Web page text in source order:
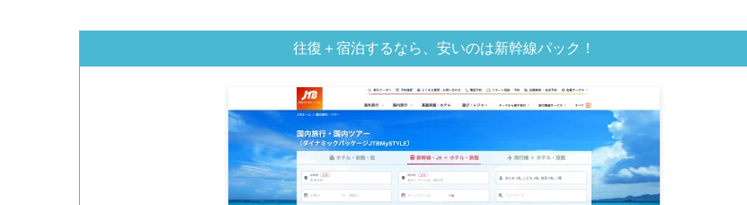
往復＋宿泊するなら、安いのは新幹線パック！